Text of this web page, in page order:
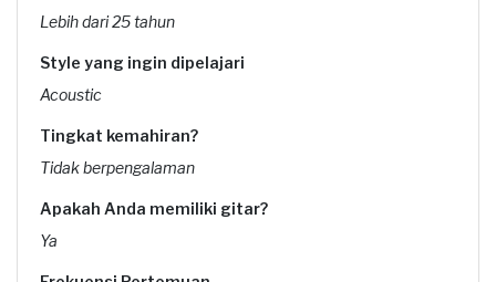
Lebih dari 25 tahun
Style yang ingin dipelajari
Acoustic
Tingkat kemahiran?
Tidak berpengalaman
Apakah Anda memiliki gitar?
Ya